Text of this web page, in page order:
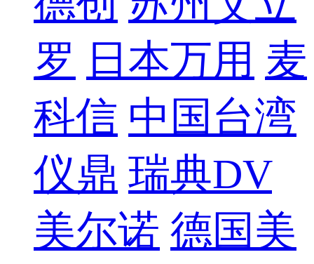
罗 日本万用 麦
科信 中国台湾
仪鼎 瑞典DV
美尔诺 德国美